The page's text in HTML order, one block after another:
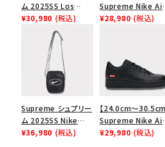
ム 2025SS Los
Angeles Fire Relief
Box Logo Tee ファ
イヤーリリーフボック
スロゴTシャツ ホワ
¥30,980 (税込)
Supreme Nike
Force 1 Low シュプ
¥28,980 (税込)
Supreme シュプリー
ム 2025SS Nike
Leather Shoulder
¥36,980 (税込)
【24.0cm～30.5cm
Supreme Nike
Force 1 Low シュプ
¥29,980 (税込)